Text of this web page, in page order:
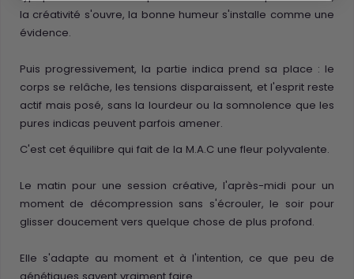
la créativité s'ouvre, la bonne humeur s'installe comme une
évidence.
Puis progressivement, la partie indica prend sa place : le
corps se relâche, les tensions disparaissent, et l'esprit reste
actif mais posé, sans la lourdeur ou la somnolence que les
pures indicas peuvent parfois amener.
C'est cet équilibre qui fait de la M.A.C une fleur polyvalente.
Le matin pour une session créative, l'après-midi pour un
moment de décompression sans s'écrouler, le soir pour
glisser doucement vers quelque chose de plus profond.
Elle s'adapte au moment et à l'intention, ce que peu de